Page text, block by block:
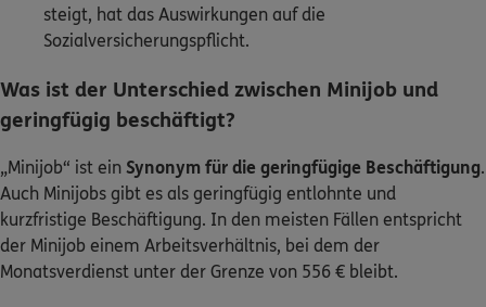
steigt, hat das Auswirkungen auf die
Sozialversicherungspflicht.
Was ist der Unterschied zwischen Minijob und
geringfügig beschäftigt?
„Minijob“ ist ein Synonym für die geringfügige Beschäftigung.
Auch Minijobs gibt es als geringfügig entlohnte und
kurzfristige Beschäftigung. In den meisten Fällen entspricht
der Minijob einem Arbeitsverhältnis, bei dem der
Monatsverdienst unter der Grenze von 556 € bleibt.